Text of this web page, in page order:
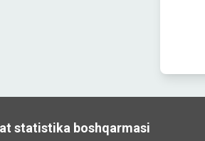
statistika boshqarmasi